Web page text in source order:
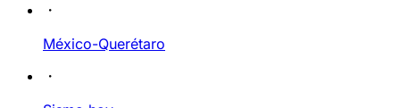
México-Querétaro